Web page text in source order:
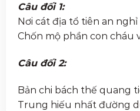
Câu đối 1:
Nơi cát địa tổ tiên an nghỉ
Chốn mộ phần con cháu
Câu đối 2:
Bản chi bách thế quang
Trung hiếu nhất đường